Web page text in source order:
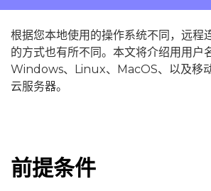
根据您本地使用的操作系统不同，远
的方式也有所不同。本文将介绍用用户
Windows、Linux、MacOS、以及移
云服务器。
前提条件